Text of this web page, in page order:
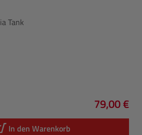
Tank
79,00 €
In den Warenkorb